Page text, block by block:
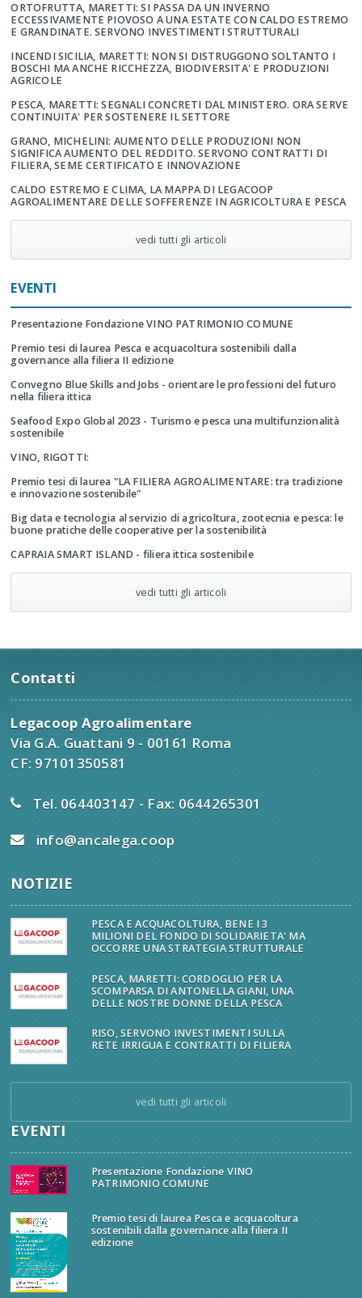
ORTOFRUTTA, MARETTI: SI PASSA DA UN INVERNO
ECCESSIVAMENTE PIOVOSO A UNA ESTATE CON CALDO ESTREMO
E GRANDINATE. SERVONO INVESTIMENTI STRUTTURALI
INCENDI SICILIA, MARETTI: NON SI DISTRUGGONO SOLTANTO I
BOSCHI MA ANCHE RICCHEZZA, BIODIVERSITA' E PRODUZIONI
AGRICOLE
PESCA, MARETTI: SEGNALI CONCRETI DAL MINISTERO. ORA SERVE
CONTINUITA' PER SOSTENERE IL SETTORE
GRANO, MICHELINI: AUMENTO DELLE PRODUZIONI NON
SIGNIFICA AUMENTO DEL REDDITO. SERVONO CONTRATTI DI
FILIERA, SEME CERTIFICATO E INNOVAZIONE
CALDO ESTREMO E CLIMA, LA MAPPA DI LEGACOOP
AGROALIMENTARE DELLE SOFFERENZE IN AGRICOLTURA E PESCA
vedi tutti gli articoli
EVENTI
Presentazione Fondazione VINO PATRIMONIO COMUNE
Premio tesi di laurea Pesca e acquacoltura sostenibili dalla
governance alla filiera II edizione
Convegno Blue Skills and Jobs - orientare le professioni del futuro
nella filiera ittica
Seafood Expo Global 2023 - Turismo e pesca una multifunzionalità
sostenibile
VINO, RIGOTTI:
Premio tesi di laurea "LA FILIERA AGROALIMENTARE: tra tradizione
e innovazione sostenibile"
Big data e tecnologia al servizio di agricoltura, zootecnia e pesca: le
buone pratiche delle cooperative per la sostenibilità
CAPRAIA SMART ISLAND - filiera ittica sostenibile
vedi tutti gli articoli
Contatti
Legacoop Agroalimentare
Via G.A. Guattani 9 - 00161 Roma
CF: 97101350581
Tel. 064403147 - Fax: 0644265301
info@ancalega.coop
NOTIZIE
PESCA E ACQUACOLTURA, BENE I 3
MILIONI DEL FONDO DI SOLIDARIETA' MA
OCCORRE UNA STRATEGIA STRUTTURALE
PESCA, MARETTI: CORDOGLIO PER LA
SCOMPARSA DI ANTONELLA GIANI, UNA
DELLE NOSTRE DONNE DELLA PESCA
RISO, SERVONO INVESTIMENTI SULLA
RETE IRRIGUA E CONTRATTI DI FILIERA
vedi tutti gli articoli
EVENTI
Presentazione Fondazione VINO
PATRIMONIO COMUNE
Premio tesi di laurea Pesca e acquacoltura
sostenibili dalla governance alla filiera II
edizione